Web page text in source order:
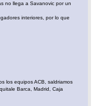
no llega a Savanovic por un
interiores, por lo que
los equipos ACB, saldriamos
Barca, Madrid, Caja